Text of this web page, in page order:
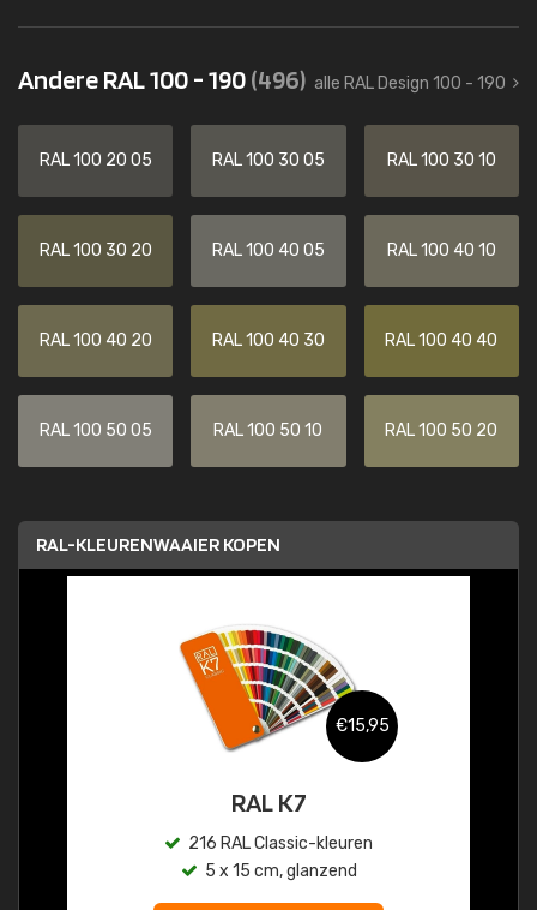
Andere RAL 100 - 190(496) alle RAL Design 100 - 190
RAL 100 20 05 RAL 100 30 05 RAL 100 30 10
RAL 100 30 20 RAL 100 40 05 RAL 100 40 10
RAL 100 40 20 RAL 100 40 30 RAL 100 40 40
RAL 100 50 05 RAL 100 50 10 RAL 100 50 20
RAL-KLEURENWAAIER KOPEN
€15,95
RAL K7
216 RAL Classic-kleuren
5 x 15 cm, glanzend